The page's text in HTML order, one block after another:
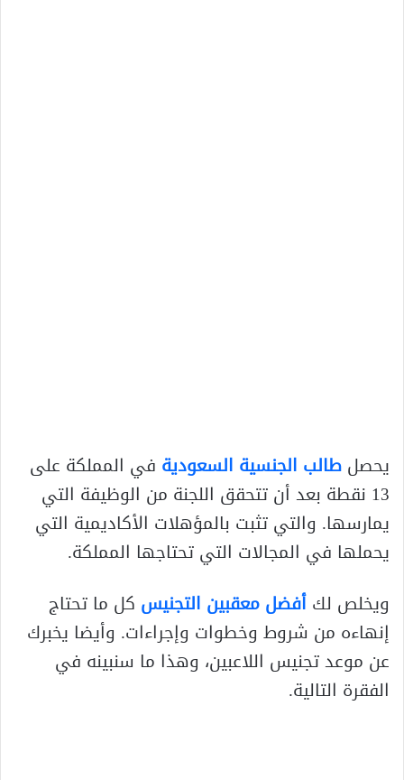
يحصلطالب الجنسية السعودية في المملكة على
13 نقطة بعد أن تتحقق اللجنة من الوظيفة التي
يمارسها. والتي تثبت بالمؤهلات الأكاديمية التي
يحملها في المجالات التي تحتاجها المملكة.
ويخلص لكأفضل معقبين التجنيس كل ما تحتاج
إنهاءه من شروط وخطوات وإجراءات. وأيضا يخبرك
عن موعد تجنيس اللاعبين، وهذا ما سنبينه في
الفقرة التالية.